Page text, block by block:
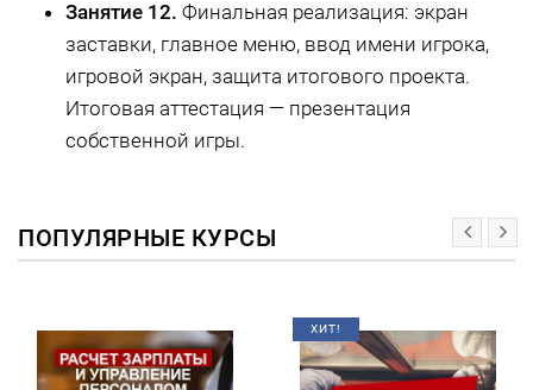
Занятие 12. Финальная реализация: экран
заставки, главное меню, ввод имени игрока,
игровой экран, защита итогового проекта.
Итоговая аттестация — презентация
собственной игры.
ПОПУЛЯРНЫЕ КУРСЫ
ХИТ!